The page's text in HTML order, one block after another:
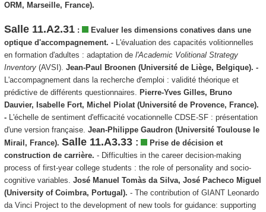
ORM, Marseille, France).
Salle 11.A2.31 :
Evaluer les dimensions conatives dans une
optique d'accompagnement. -L'évaluation des capacités volitionnelles
en formation d'adultes : adaptation de l'Academic Volitional Strategy
Inventory(AVSI). Jean-Paul Broonen (Université de Liège, Belgique). -
L'accompagnement dans la recherche d'emploi : validité théorique et
prédictive de différents questionnaires. Pierre-Yves Gilles, Bruno
Dauvier, Isabelle Fort, Michel Piolat (Université de Provence, France).
-L'échelle de sentiment d'efficacité vocationnelle CDSE-SF : présentation
d'une version française. Jean-Philippe Gaudron (Université Toulouse le
Mirail, France). Salle 11.A3.33 :
Prise de décision et
construction de carrière. - Difficulties in the career decision-making
process of first-year college students : the role of personality and socio-
cognitive variables. José Manuel Tomàs da Silva, José Pacheco Miguel
(University of Coimbra, Portugal). - The contribution of GIANT Leonardo
da Vinci Project to the development of new tools for guidance: supporting